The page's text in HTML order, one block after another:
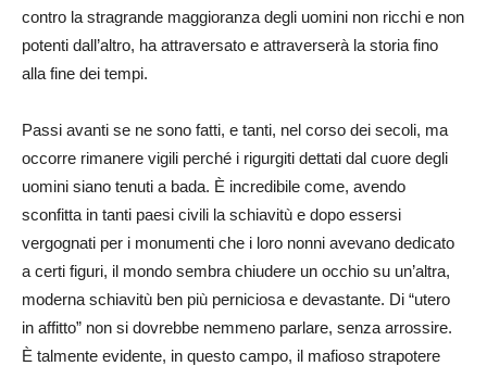
contro la stragrande maggioranza degli uomini non ricchi e non
potenti dall’altro, ha attraversato e attraverserà la storia fino
alla fine dei tempi.
Passi avanti se ne sono fatti, e tanti, nel corso dei secoli, ma
occorre rimanere vigili perché i rigurgiti dettati dal cuore degli
uomini siano tenuti a bada. È incredibile come, avendo
sconfitta in tanti paesi civili la schiavitù e dopo essersi
vergognati per i monumenti che i loro nonni avevano dedicato
a certi figuri, il mondo sembra chiudere un occhio su un’altra,
moderna schiavitù ben più perniciosa e devastante. Di “utero
in affitto” non si dovrebbe nemmeno parlare, senza arrossire.
È talmente evidente, in questo campo, il mafioso strapotere